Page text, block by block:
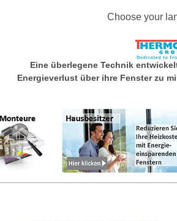
Choose your
Eine überlegene Technik
Energieverlust über ihre Fenster zu